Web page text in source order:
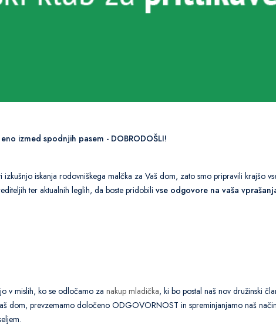
izmed spodnjih pasem - DOBRODOŠLI!
izkušnjo iskanja rodovniškega malčka za Vaš dom, zato smo pripravili krajšo
ter aktualnih leglih, da boste pridobili vse odgovore na vaša
v mislih, ko se odločamo za nakup mladička, ki bo postal naš nov družinski
dom, prevzemamo določeno ODGOVORNOST in spreminjanjamo naš